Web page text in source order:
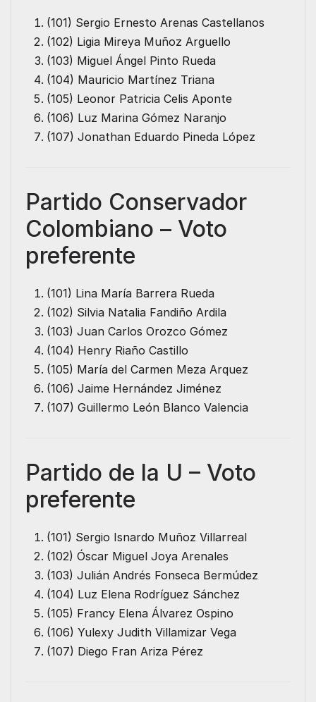
(101) Sergio Ernesto Arenas Castellanos
(102) Ligia Mireya Muñoz Arguello
(103) Miguel Ángel Pinto Rueda
(104) Mauricio Martínez Triana
(105) Leonor Patricia Celis Aponte
(106) Luz Marina Gómez Naranjo
(107) Jonathan Eduardo Pineda López
Partido Conservador
Colombiano – Voto
preferente
(101) Lina María Barrera Rueda
(102) Silvia Natalia Fandiño Ardila
(103) Juan Carlos Orozco Gómez
(104) Henry Riaño Castillo
(105) María del Carmen Meza Arquez
(106) Jaime Hernández Jiménez
(107) Guillermo León Blanco Valencia
Partido de la U – Voto
preferente
(101) Sergio Isnardo Muñoz Villarreal
(102) Óscar Miguel Joya Arenales
(103) Julián Andrés Fonseca Bermúdez
(104) Luz Elena Rodríguez Sánchez
(105) Francy Elena Álvarez Ospino
(106) Yulexy Judith Villamizar Vega
(107) Diego Fran Ariza Pérez